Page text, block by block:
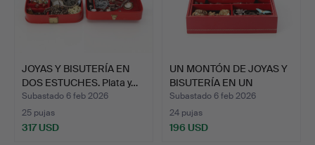
JOYAS Y BISUTERÍA EN
DOS ESTUCHES. Plata y…
Subastado 6 feb 2026
25 pujas
317 USD
UN MONTÓN DE JOYAS Y
BISUTERÍA EN UN
ESTUC…
Subastado 6 feb 2026
24 pujas
196 USD